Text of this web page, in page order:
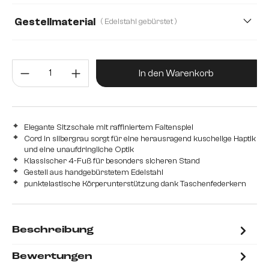
Gestellmaterial ( Edelstahl gebürstet )
Produkt Anzahl: Gib den
In den Warenkorb
Elegante Sitzschale mit raffiniertem Faltenspiel
Cord in silbergrau sorgt für eine herausragend kuschelige Haptik
und eine unaufdringliche Optik
Klassischer 4-Fuß für besonders sicheren Stand
Gestell aus handgebürstetem Edelstahl
punktelastische Körperunterstützung dank Taschenfederkern
Beschreibung
Bewertungen